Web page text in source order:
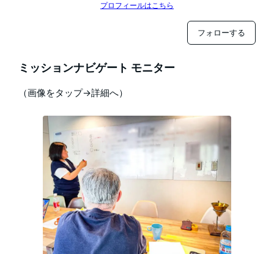
プロフィールはこちら
フォローする
ミッションナビゲート モニター
（画像をタップ→詳細へ）